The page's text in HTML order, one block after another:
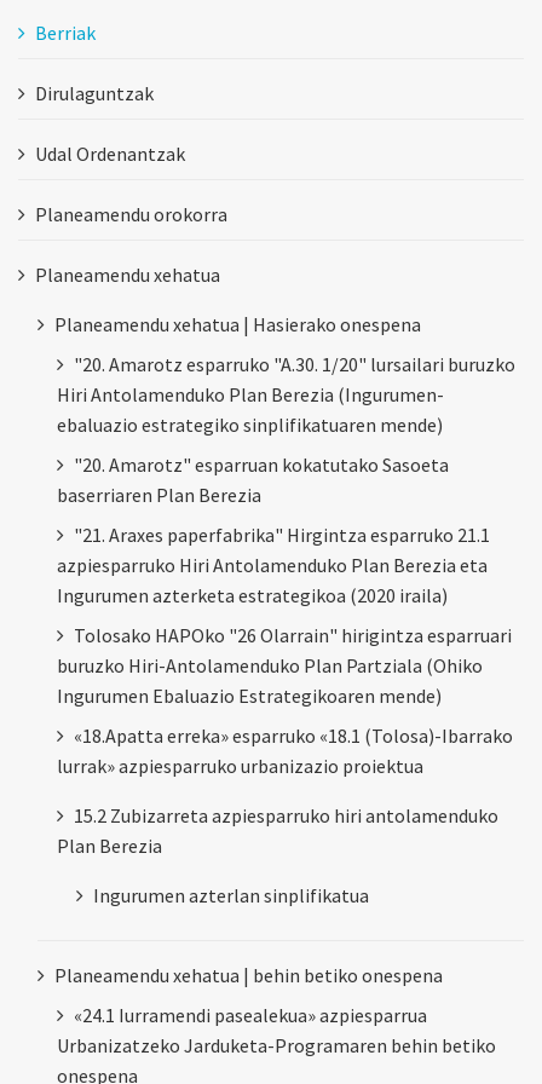
Berriak
Dirulaguntzak
Udal Ordenantzak
Planeamendu orokorra
Planeamendu xehatua
Planeamendu xehatua | Hasierako onespena
"20. Amarotz esparruko "A.30. 1/20" lursailari buruzko
Hiri Antolamenduko Plan Berezia (Ingurumen-
ebaluazio estrategiko sinplifikatuaren mende)
"20. Amarotz" esparruan kokatutako Sasoeta
baserriaren Plan Berezia
"21. Araxes paperfabrika" Hirgintza esparruko 21.1
azpiesparruko Hiri Antolamenduko Plan Berezia eta
Ingurumen azterketa estrategikoa (2020 iraila)
Tolosako HAPOko "26 Olarrain" hirigintza esparruari
buruzko Hiri-Antolamenduko Plan Partziala (Ohiko
Ingurumen Ebaluazio Estrategikoaren mende)
«18.Apatta erreka» esparruko «18.1 (Tolosa)-Ibarrako
lurrak» azpiesparruko urbanizazio proiektua
15.2 Zubizarreta azpiesparruko hiri antolamenduko
Plan Berezia
Ingurumen azterlan sinplifikatua
Planeamendu xehatua | behin betiko onespena
«24.1 Iurramendi pasealekua» azpiesparrua
Urbanizatzeko Jarduketa-Programaren behin betiko
onespena